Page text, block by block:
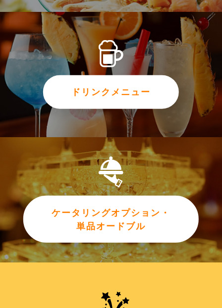
ドリンクメニュー
ケータリングオプション・
単品オードブル